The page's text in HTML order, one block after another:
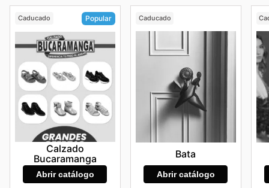
Caducado Popular
Calzado
Bucaramanga
Abrir catálogo
Caducado
Bata
Abrir catálogo